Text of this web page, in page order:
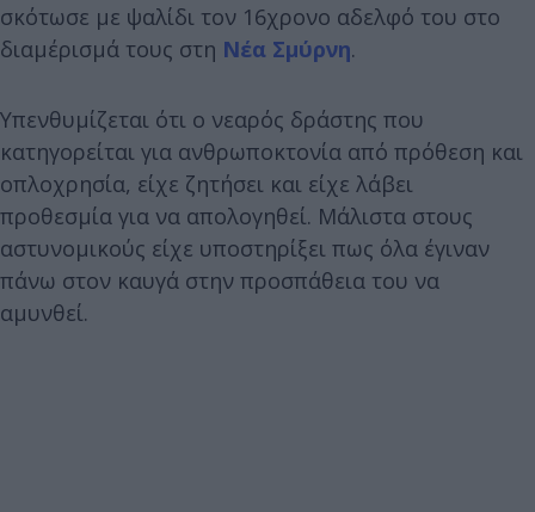
σκότωσε με ψαλίδι τον 16χρονο αδελφό του στο
διαμέρισμά τους στη Νέα Σμύρνη.
Υπενθυμίζεται ότι ο νεαρός δράστης που
κατηγορείται για ανθρωποκτονία από πρόθεση και
οπλοχρησία, είχε ζητήσει και είχε λάβει
προθεσμία για να απολογηθεί. Μάλιστα στους
αστυνομικούς είχε υποστηρίξει πως όλα έγιναν
πάνω στον καυγά στην προσπάθεια του να
αμυνθεί.